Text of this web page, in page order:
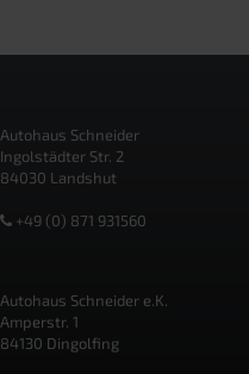
Autohaus Schneider
Ingolstädter Str. 2
84030 Landshut
+49 (0) 871 931560
Autohaus Schneider e.K.
Amperstr. 1
84130 Dingolfing